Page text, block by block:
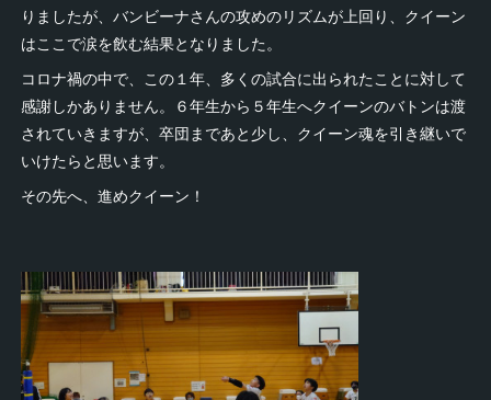
りましたが、バンビーナさんの攻めのリズムが上回り、クイーン
はここで涙を飲む結果となりました。
コロナ禍の中で、この１年、多くの試合に出られたことに対して
感謝しかありません。６年生から５年生へクイーンのバトンは渡
されていきますが、卒団まであと少し、クイーン魂を引き継いで
いけたらと思います。
その先へ、進めクイーン！